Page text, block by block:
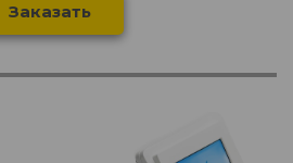
Заказать